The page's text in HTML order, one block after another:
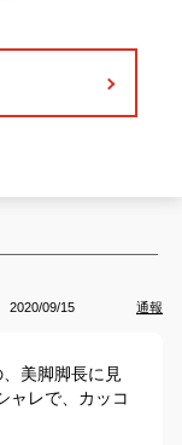
2020/09/15 通報
美脚脚長に見
ャレで、カッコ